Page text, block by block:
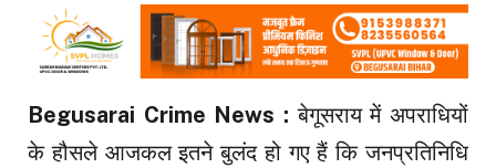
Begusarai Crime News :बेगूसराय में अपराधियों
के हौसले आजकल इतने बुलंद हो गए हैं कि जनप्रतिनिधि